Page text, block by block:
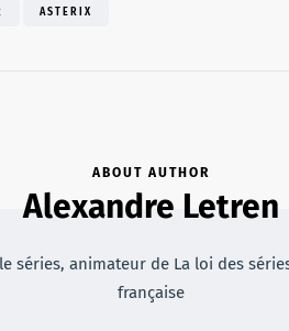
ASTERIX
ABOUT AUTHOR
Alexandre Letren
séries, animateur de La loi des
française